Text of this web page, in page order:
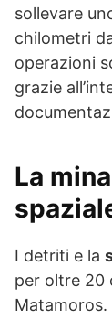
sollevare
chilometri
operazioni
grazie
La
I detriti e la
per oltre 20